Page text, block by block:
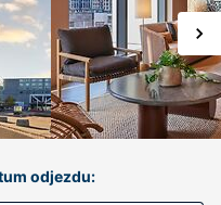
odjezdu: